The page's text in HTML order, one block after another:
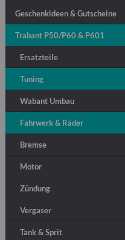
Geschenkideen & Gutscheine
Trabant P50/P60 & P601
Ersatzteile
Tuning
Wabant Umbau
Fahrwerk & Räder
Bremse
Motor
Zündung
Vergaser
Tank & Sprit